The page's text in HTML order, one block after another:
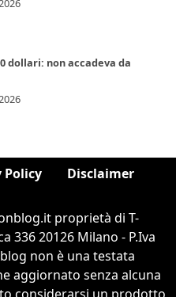
dollari: non accadeva da
Policy Disclaimer
proprietà di T-
336 20126 Milano - P.Iva
non è una testata
aggiornato senza alcuna